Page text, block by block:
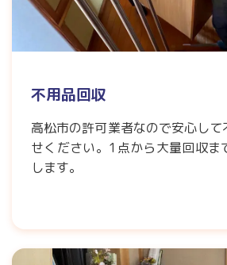
不用品回収
高松市の許可業者なので安心し
せください。1点から大量回収ま
します。